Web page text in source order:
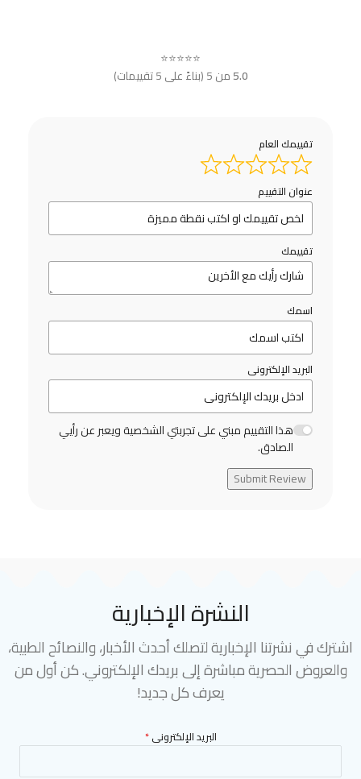
⭐⭐⭐⭐⭐
5.0من 5 (بناءً على 5 تقييمات)
تقييمك العام
عنوان التقييم
تقييمك
اسمك
البريد الإلكترونى
هذا التقييم مبني على تجربتي الشخصية ويعبر عن رأيي
الصادق.
Submit Review
النشرة الإخبارية
اشترك في نشرتنا الإخبارية لتصلك أحدث الأخبار، والنصائح الطبية،
والعروض الحصرية مباشرة إلى بريدك الإلكتروني. كن أول من
يعرف كل جديد!
البريد الإلكترونى*